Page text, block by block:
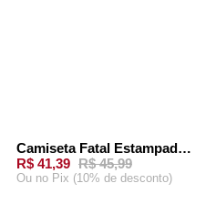
-10%Camiseta Fatal Estampada Branca
R$ 41,39 R$ 45,99
Ou no Pix (10% de desconto)